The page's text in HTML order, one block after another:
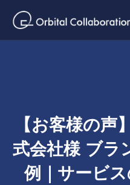
【お客様の声
式会社様 ブラ
例｜サービ